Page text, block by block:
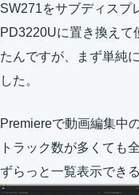
SW271をサブディスプ
PD3220Uに置き換えて
たんですが、まず単純
した。
Premiereで動画編集中
トラック数が多くても
ずらっと一覧表示でき